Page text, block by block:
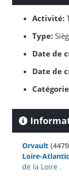
Activité:
Type:
Date de
Date de
Orvault
Loire-
de la Loire .